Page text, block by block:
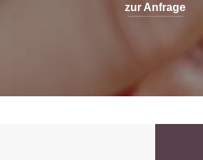
zur Anfrage